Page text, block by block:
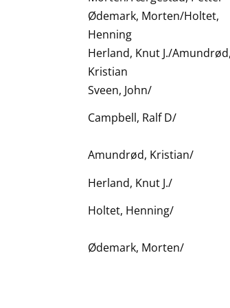
Ødemark, Morten/Holtet,
Henning
Herland, Knut J./Amundrød,
Kristian
Sveen, John/
Campbell, Ralf D/
Amundrød, Kristian/
Herland, Knut J./
Holtet, Henning/
Ødemark, Morten/